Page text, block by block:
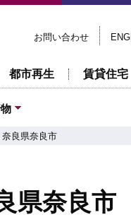
お問い合わせ
都市再生 賃貸住宅
奈良県奈良市
県奈良市